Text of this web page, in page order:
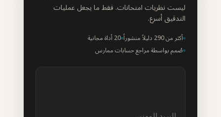
ليست نظريات امتحانات. فقط ما يجعل عمليات
التدقيق أسرع.
أكثر من 290 دليلاً منشوراً
20 أداة مجانية
صُمم بواسطة مراجع حسابات ممارس